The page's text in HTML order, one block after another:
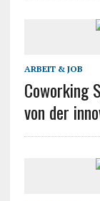
ARBEIT & JOB
Coworking
von der